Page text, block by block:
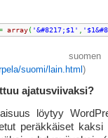
array( '&#8217;$1'
suomi/lain.html)
ajatusviivaksi?
löytyy
peräkkäiset